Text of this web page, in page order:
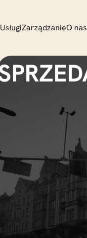
UsługiZarządzanieO nas